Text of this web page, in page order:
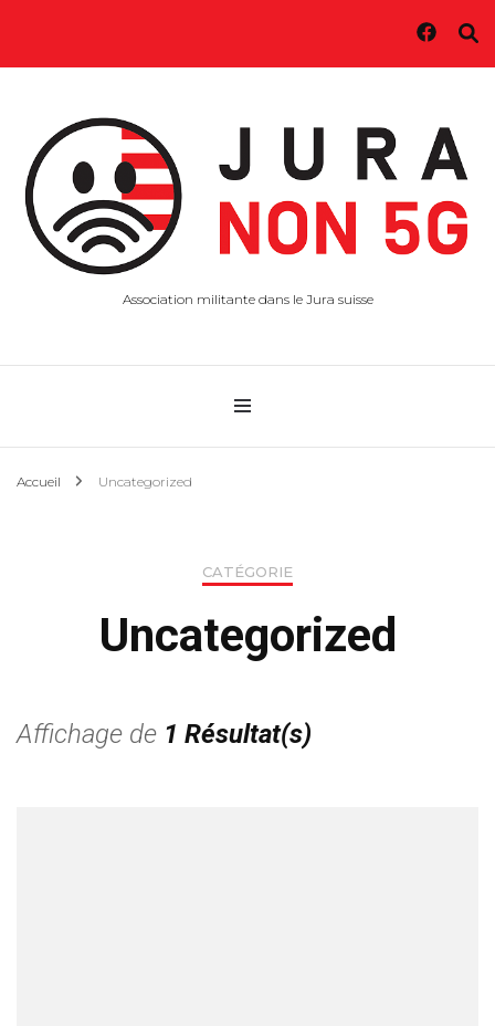
Association militante dans le Jura suisse
Accueil Uncategorized
CATÉGORIE
Uncategorized
Affichage de 1 Résultat(s)